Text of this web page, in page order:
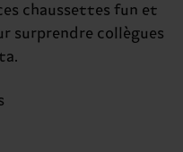
chaussettes fun et
surprendre collègues